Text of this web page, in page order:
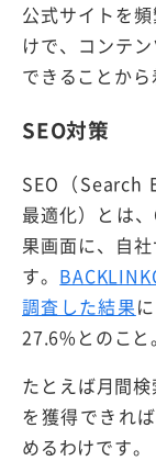
公式サイトを
けで、コンテ
できることから
SEO対策
SEO（
最適化）とは
果画面に、自
す。
調査した結果
27.6%とのこと。
たとえば月間
を獲得できれ
めるわけです。